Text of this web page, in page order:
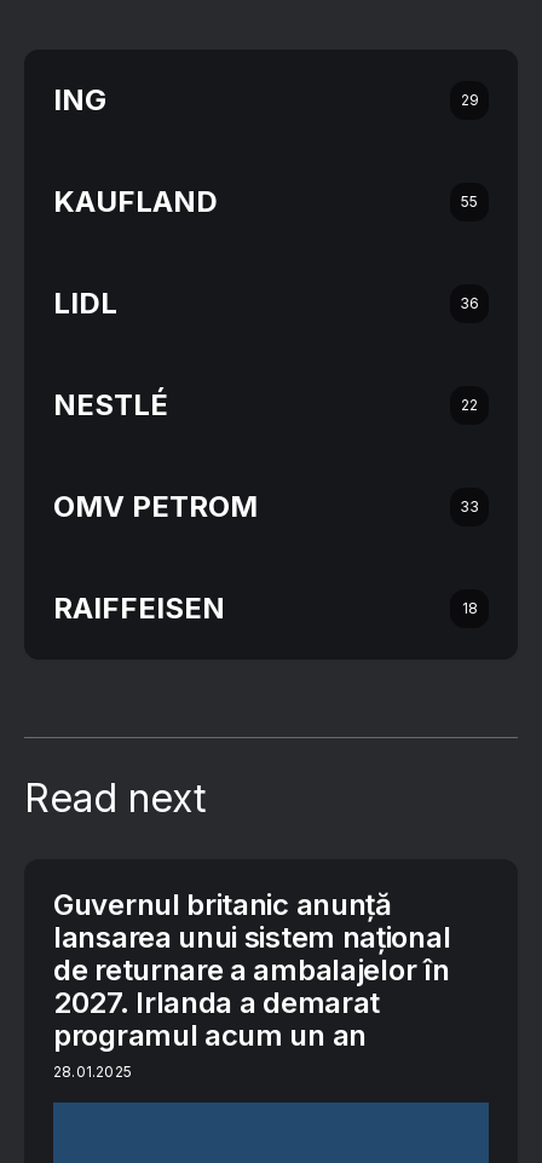
ING 29
KAUFLAND 55
LIDL 36
NESTLÉ 22
OMV PETROM 33
RAIFFEISEN 18
Read next
Guvernul britanic anunță
lansarea unui sistem național
de returnare a ambalajelor în
2027. Irlanda a demarat
programul acum un an
28.01.2025